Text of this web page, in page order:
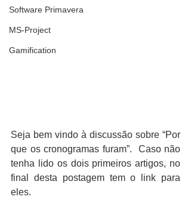
Software Primavera
MS-Project
Gamification
Seja bem vindo à discussão sobre “Por
que os cronogramas furam”.  Caso não
tenha lido os dois primeiros artigos, no
final desta postagem tem o link para
eles.